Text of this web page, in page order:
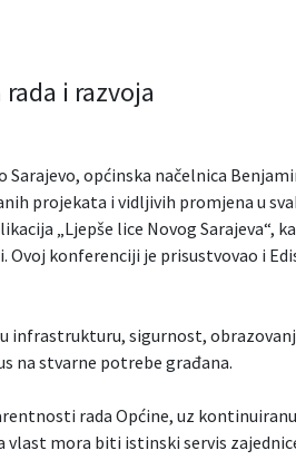
i razvoja
općinska načelnica
projekata i vidljivih promjena u
„Ljepše lice Novog Sarajeva“,
konferenciji je prisustvovao i
infrastrukturu, sigurnost,
na stvarne potrebe građana.
rada Općine, uz kontinuiranu
vlast mora biti istinski servis